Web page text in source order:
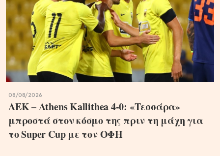
08/08/2026
ΑΕΚ – Athens Kallithea 4-0: «Τεσσάρα»
μπροστά στον κόσμο της πριν τη μάχη για
το Super Cup με τον ΟΦΗ